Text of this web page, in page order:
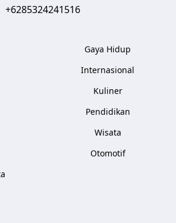
+6285324241516
Gaya Hidup
Internasional
Kuliner
Pendidikan
Wisata
Otomotif